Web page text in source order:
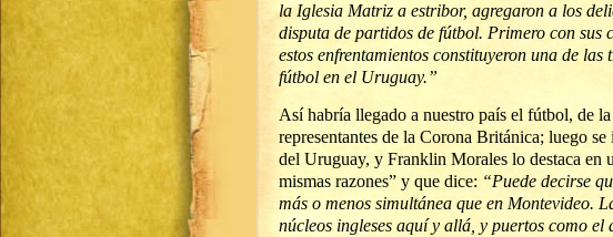
la Iglesia Matriz a estribor, agregaron a los
disputa de partidos de fútbol. Primero con sus
estos enfrentamientos constituyeron una de
fútbol en el Uruguay.”
Así habría llegado a nuestro país el fútbol, de
representantes de la Corona Británica; luego
del Uruguay, y Franklin Morales lo destaca en
mismas razones” y que dice: “Puede decirse
más o menos simultánea que en Montevideo.
núcleos ingleses aquí y allá, y puertos como